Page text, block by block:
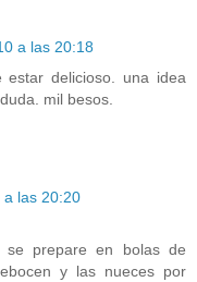
a las 20:18
delicioso. una idea
mil besos.
las 20:20
prepare en bolas de
y las nueces por